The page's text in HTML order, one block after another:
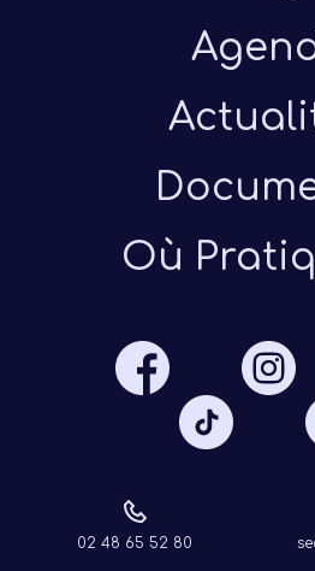
Où
02 48 65 52 80